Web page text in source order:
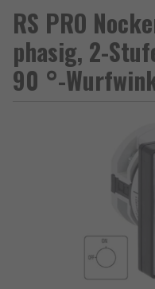
RS PRO
phasig, 2-
90 °-